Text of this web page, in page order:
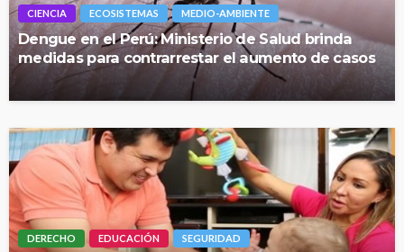
CIENCIA ECOSISTEMAS MEDIO-AMBIENTE
Dengue en el Perú: Ministerio de Salud brinda
medidas para contrarrestar el aumento de casos
DERECHO EDUCACIÓN SEGURIDAD